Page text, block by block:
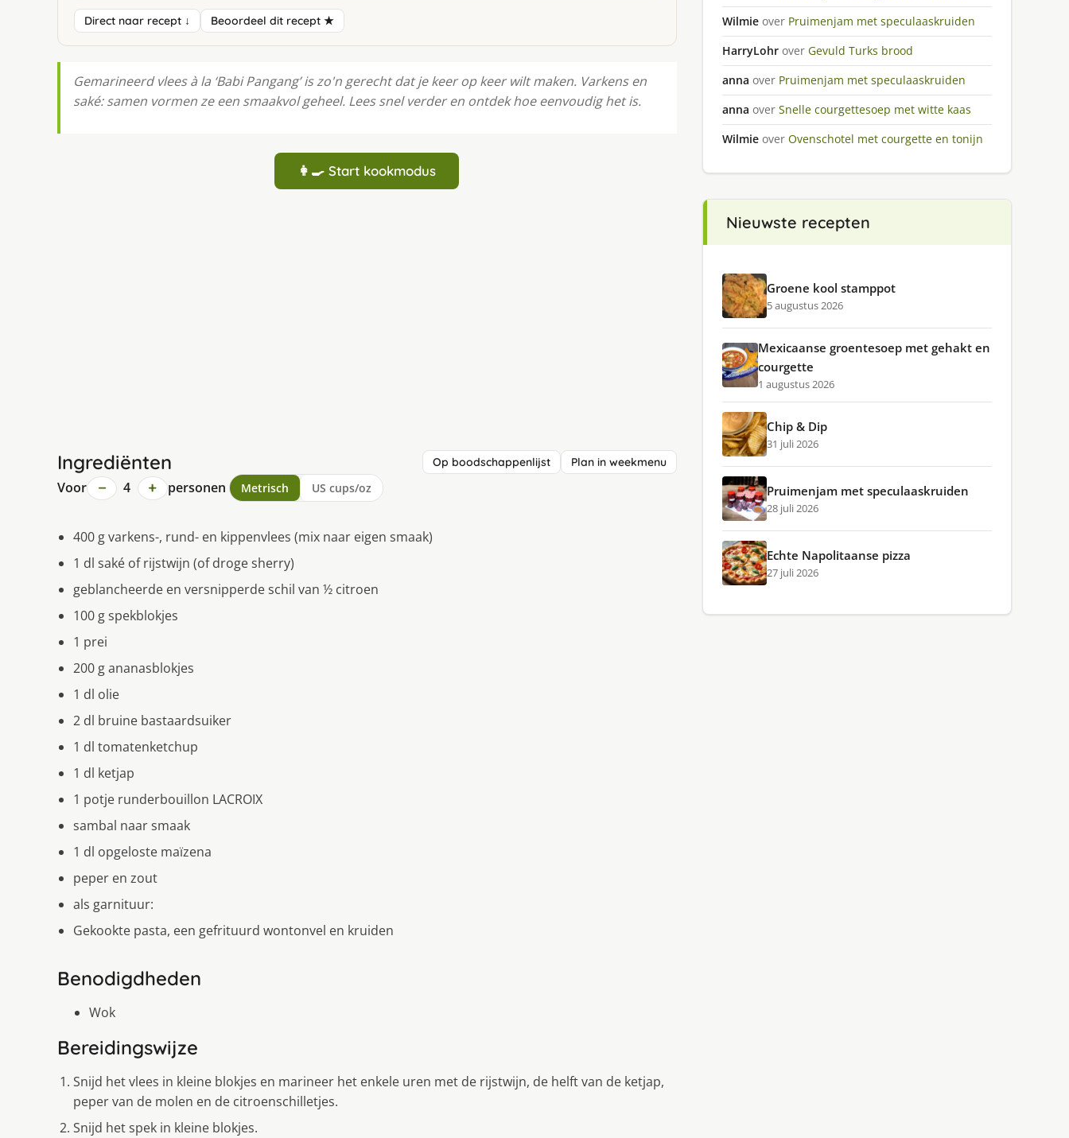
Direct naar recept ↓ Beoordeel dit recept ★
Gemarineerd vlees à la ‘Babi Pangang’ is zo'n gerecht dat je keer op keer wilt maken. Varkens en
saké: samen vormen ze een smaakvol geheel. Lees snel verder en ontdek hoe eenvoudig het is.
👩‍🍳 Start kookmodus
Ingrediënten Op boodschappenlijst Plan in weekmenu
Voor − 4 + personen Metrisch US cups/oz
400 g varkens-, rund- en kippenvlees (mix naar eigen smaak)
1 dl saké of rijstwijn (of droge sherry)
geblancheerde en versnipperde schil van ½ citroen
100 g spekblokjes
1 prei
200 g ananasblokjes
1 dl olie
2 dl bruine bastaardsuiker
1 dl tomatenketchup
1 dl ketjap
1 potje runderbouillon LACROIX
sambal naar smaak
1 dl opgeloste maïzena
peper en zout
als garnituur:
Gekookte pasta, een gefrituurd wontonvel en kruiden
Benodigdheden
Wok
Bereidingswijze
Snijd het vlees in kleine blokjes en marineer het enkele uren met de rijstwijn, de helft van de ketjap,
peper van de molen en de citroenschilletjes.
Snijd het spek in kleine blokjes.
Wilmie over Pruimenjam met speculaaskruiden
HarryLohr over Gevuld Turks brood
anna over Pruimenjam met speculaaskruiden
anna over Snelle courgettesoep met witte kaas
Wilmie over Ovenschotel met courgette en tonijn
Nieuwste recepten
Groene kool stamppot
5 augustus 2026
Mexicaanse groentesoep met gehakt en
courgette
1 augustus 2026
Chip & Dip
31 juli 2026
Pruimenjam met speculaaskruiden
28 juli 2026
Echte Napolitaanse pizza
27 juli 2026